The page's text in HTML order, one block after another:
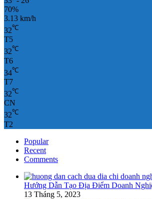
70%
3.13 km/h
32℃
T5
32℃
T6
34℃
T7
32℃
CN
32℃
T2
Popular
Recent
Comments
Hướng Dẫn Tạo Địa Điểm Doanh
13 Tháng 5, 2023